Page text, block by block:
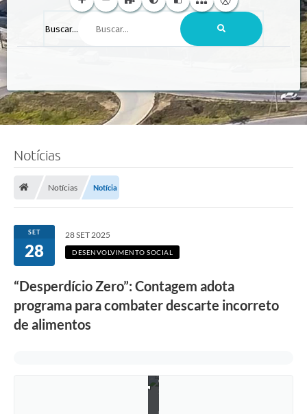
Buscar...
Notícias
Notícias Notícia
SET
28
28 SET 2025
DESENVOLVIMENTO SOCIAL
“Desperdício Zero”: Contagem adota
programa para combater descarte incorreto
de alimentos
o